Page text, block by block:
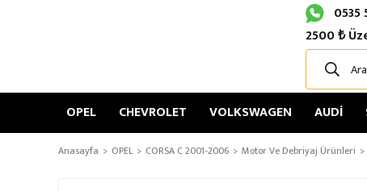
0535
2500 ₺
OPEL CHEVROLET VOLKSWAGEN AUDİ
Anasayfa OPEL CORSA C 2001-2006 Motor Ve Debriyaj Ürünleri